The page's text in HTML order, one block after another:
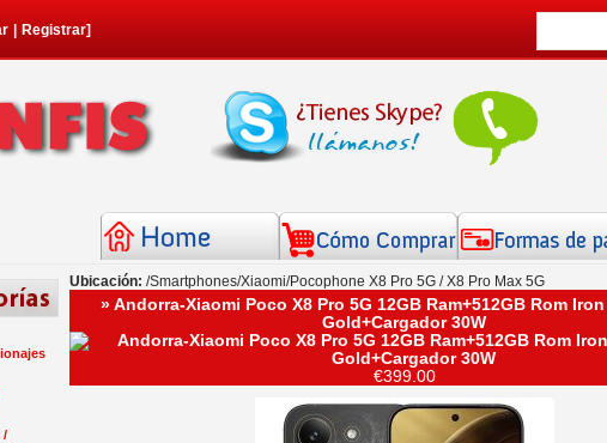
Registrar]
/
Ubicación: /Smartphones/Xiaomi/Pocophone X8 Pro 5G / X8 Pro Max 5G
» Andorra-Xiaomi Poco X8 Pro 5G 12GB Ram+512GB Rom
Gold+Cargador 30W
€399.00